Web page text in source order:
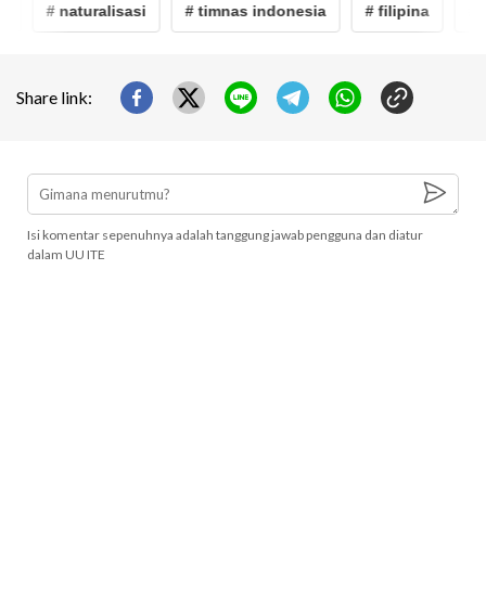
# naturalisasi # timnas indonesia # filipina
Share link:
Isi komentar sepenuhnya adalah tanggung jawab pengguna dan diatur
dalam UU ITE